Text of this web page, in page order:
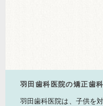
羽田歯科医院の矯正歯
羽田歯科医院は、子供を